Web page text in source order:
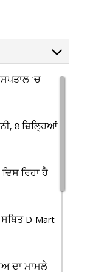
'ਚ
8 ਜ਼ਿਲ੍ਹਿਆਂ
ਰਿਹਾ ਹੈ
D-Mart
ਦਾ ਮਾਮਲੇ